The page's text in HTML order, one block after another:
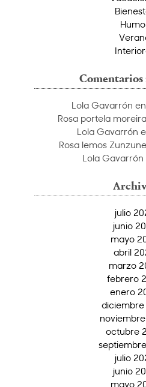
Comentarios
Lola Gavarrón en
Rosa portela moreira
Lola Gavarrón
Rosa lemos
Lola Gavarrón
julio
junio
mayo
abril
marzo
febrero
enero
diciembre
octubre
julio
junio
mayo